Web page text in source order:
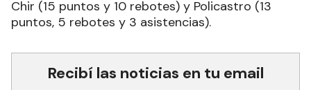
Chir (15 puntos y 10 rebotes) y Policastro (13
puntos, 5 rebotes y 3 asistencias).
Recibí las noticias en tu email